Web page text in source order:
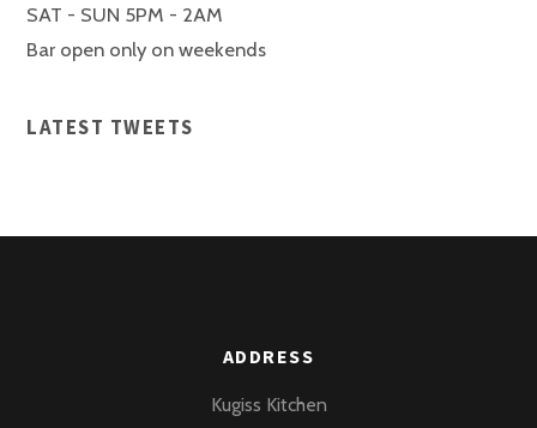
SAT - SUN 5PM - 2AM
Bar open only on weekends
LATEST TWEETS
ADDRESS
Kugiss Kitchen